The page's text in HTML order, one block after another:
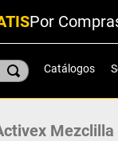
Por
Catálogos
Mezclilla